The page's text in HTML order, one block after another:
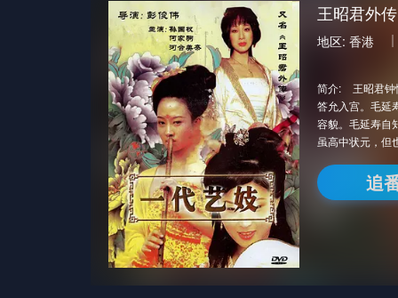
王昭君外
地区: 香港
简介:
王昭君
答允入宫。毛延
容貌。毛延寿自
虽高中状元，但
追